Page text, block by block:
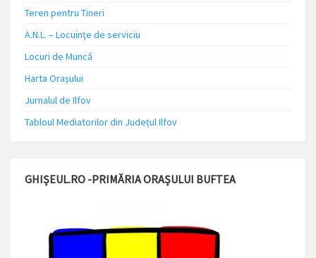
Teren pentru Tineri
A.N.L. – Locuinţe de serviciu
Locuri de Muncă
Harta Orașului
Jurnalul de Ilfov
Tabloul Mediatorilor din Județul Ilfov
GHIȘEUL.RO -PRIMĂRIA ORAȘULUI BUFTEA